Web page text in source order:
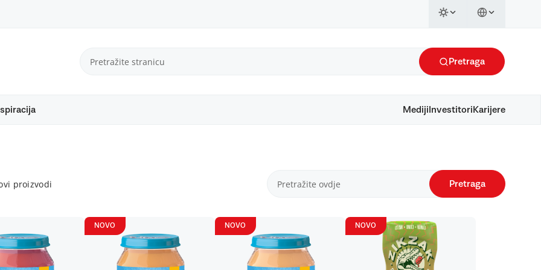
Pretraga
Mediji Investitori Karijere
proizvodi Pretraga
NOVO NOVO NOVO